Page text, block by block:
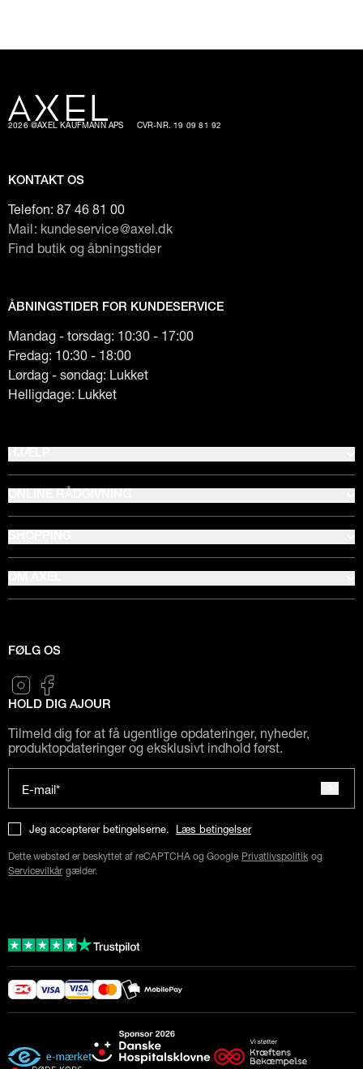
2026 @AXEL KAUFMANN APS CVR-NR. 19 09 81 92
KONTAKT OS
Telefon: 87 46 81 00
Mail: kundeservice@axel.dk
Find butik og åbningstider
ÅBNINGSTIDER FOR KUNDESERVICE
Mandag - torsdag: 10:30 - 17:00
Fredag: 10:30 - 18:00
Lørdag - søndag: Lukket
Helligdage: Lukket
FØLG OS
HOLD DIG AJOUR
Tilmeld dig for at få ugentlige opdateringer, nyheder,
produktopdateringer og eksklusivt indhold først.
E-mail*
Jeg accepterer betingelserne. Læs betingelser
Dette websted er beskyttet af reCAPTCHA og Google Privatlivspolitik og
Servicevilkår gælder.